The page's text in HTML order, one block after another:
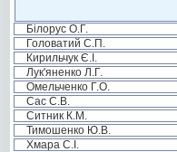
Білорус О.Г.
Головатий С.П.
Кирильчук Є.І.
Лук'яненко Л.Г.
Омельченко Г.О.
Сас С.В.
Ситник К.М.
Тимошенко Ю.В.
Хмара С.І.